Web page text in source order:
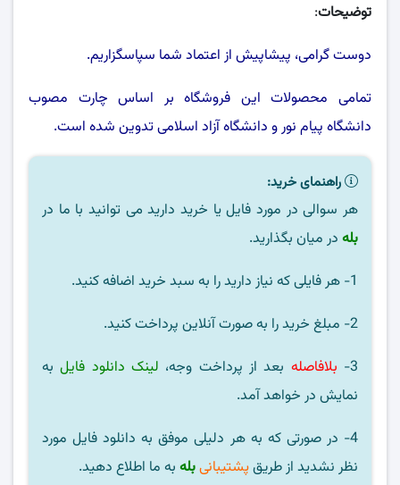
توضیحات:
دوست گرامی، پیشاپیش از اعتماد شما سپاسگزاریم.
تمامی محصولات این فروشگاه بر اساس چارت مصوب
دانشگاه پیام نورو دانشگاه آزاد اسلامیتدوین شده است.
راهنمای خرید:
هر سوالی در مورد فایل یا خرید دارید می توانید با ما در
بله در میان بگذارید.
1- هر فایلی که نیاز دارید را به سبد خرید اضافه کنید.
2- مبلغ خرید را به صورت آنلاین پرداخت کنید.
3-
بلافاصله بعد از پرداخت وجه، لینک دانلود فایلبه
نمایش در خواهد آمد.
4- در صورتی که به هر دلیلی موفق به دانلود فایل مورد
نظر نشدید از طریقپشتیبانیبله به ما اطلاع دهید.